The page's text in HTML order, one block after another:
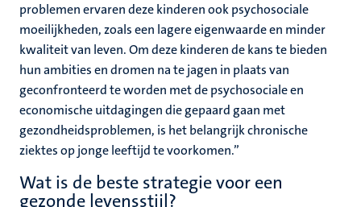
problemen ervaren deze kinderen ook psychosociale
moeilijkheden, zoals een lagere eigenwaarde en minder
kwaliteit van leven. Om deze kinderen de kans te bieden
hun ambities en dromen na te jagen in plaats van
geconfronteerd te worden met de psychosociale en
economische uitdagingen die gepaard gaan met
gezondheidsproblemen, is het belangrijk chronische
ziektes op jonge leeftijd te voorkomen.”
Wat is de beste strategie voor een
gezonde levensstijl?